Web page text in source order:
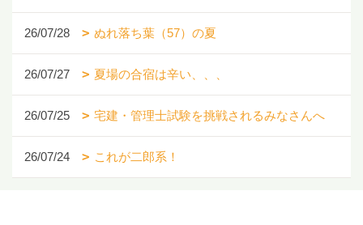
26/07/28 ぬれ落ち葉（57）の夏
26/07/27 夏場の合宿は辛い、、、
26/07/25 宅建・管理士試験を挑戦されるみなさんへ
26/07/24 これが二郎系！